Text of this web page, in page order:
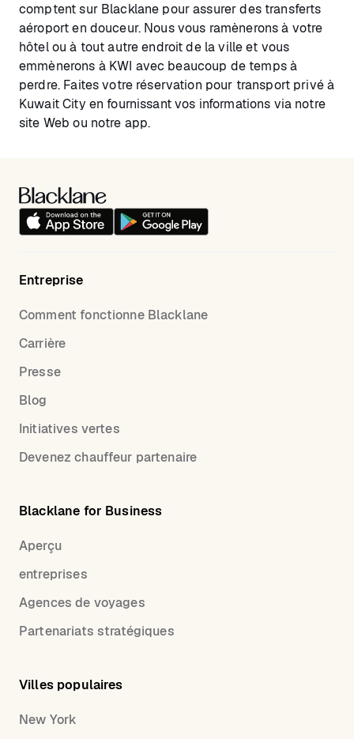
comptent sur Blacklane pour assurer des transferts
aéroport en douceur. Nous vous ramènerons à votre
hôtel ou à tout autre endroit de la ville et vous
emmènerons à KWI avec beaucoup de temps à
perdre. Faites votre réservation pour transport privé à
Kuwait City en fournissant vos informations via notre
site Web ou notre app.
Entreprise
Comment fonctionne Blacklane
Carrière
Presse
Blog
Initiatives vertes
Devenez chauffeur partenaire
Blacklane for Business
Aperçu
entreprises
Agences de voyages
Partenariats stratégiques
Villes populaires
New York